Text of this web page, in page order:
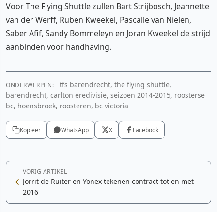
Voor The Flying Shuttle zullen Bart Strijbosch, Jeannette
van der Werff, Ruben Kweekel, Pascalle van Nielen,
Saber Afif, Sandy Bommeleyn en Joran Kweekel de strijd
aanbinden voor handhaving.
ONDERWERPEN:
tfs barendrecht, the flying shuttle,
barendrecht, carlton eredivisie, seizoen 2014-2015, roosterse
bc, hoensbroek, roosteren, bc victoria
Kopieer WhatsApp X Facebook
VORIG ARTIKEL
Jorrit de Ruiter en Yonex tekenen contract tot en met
2016